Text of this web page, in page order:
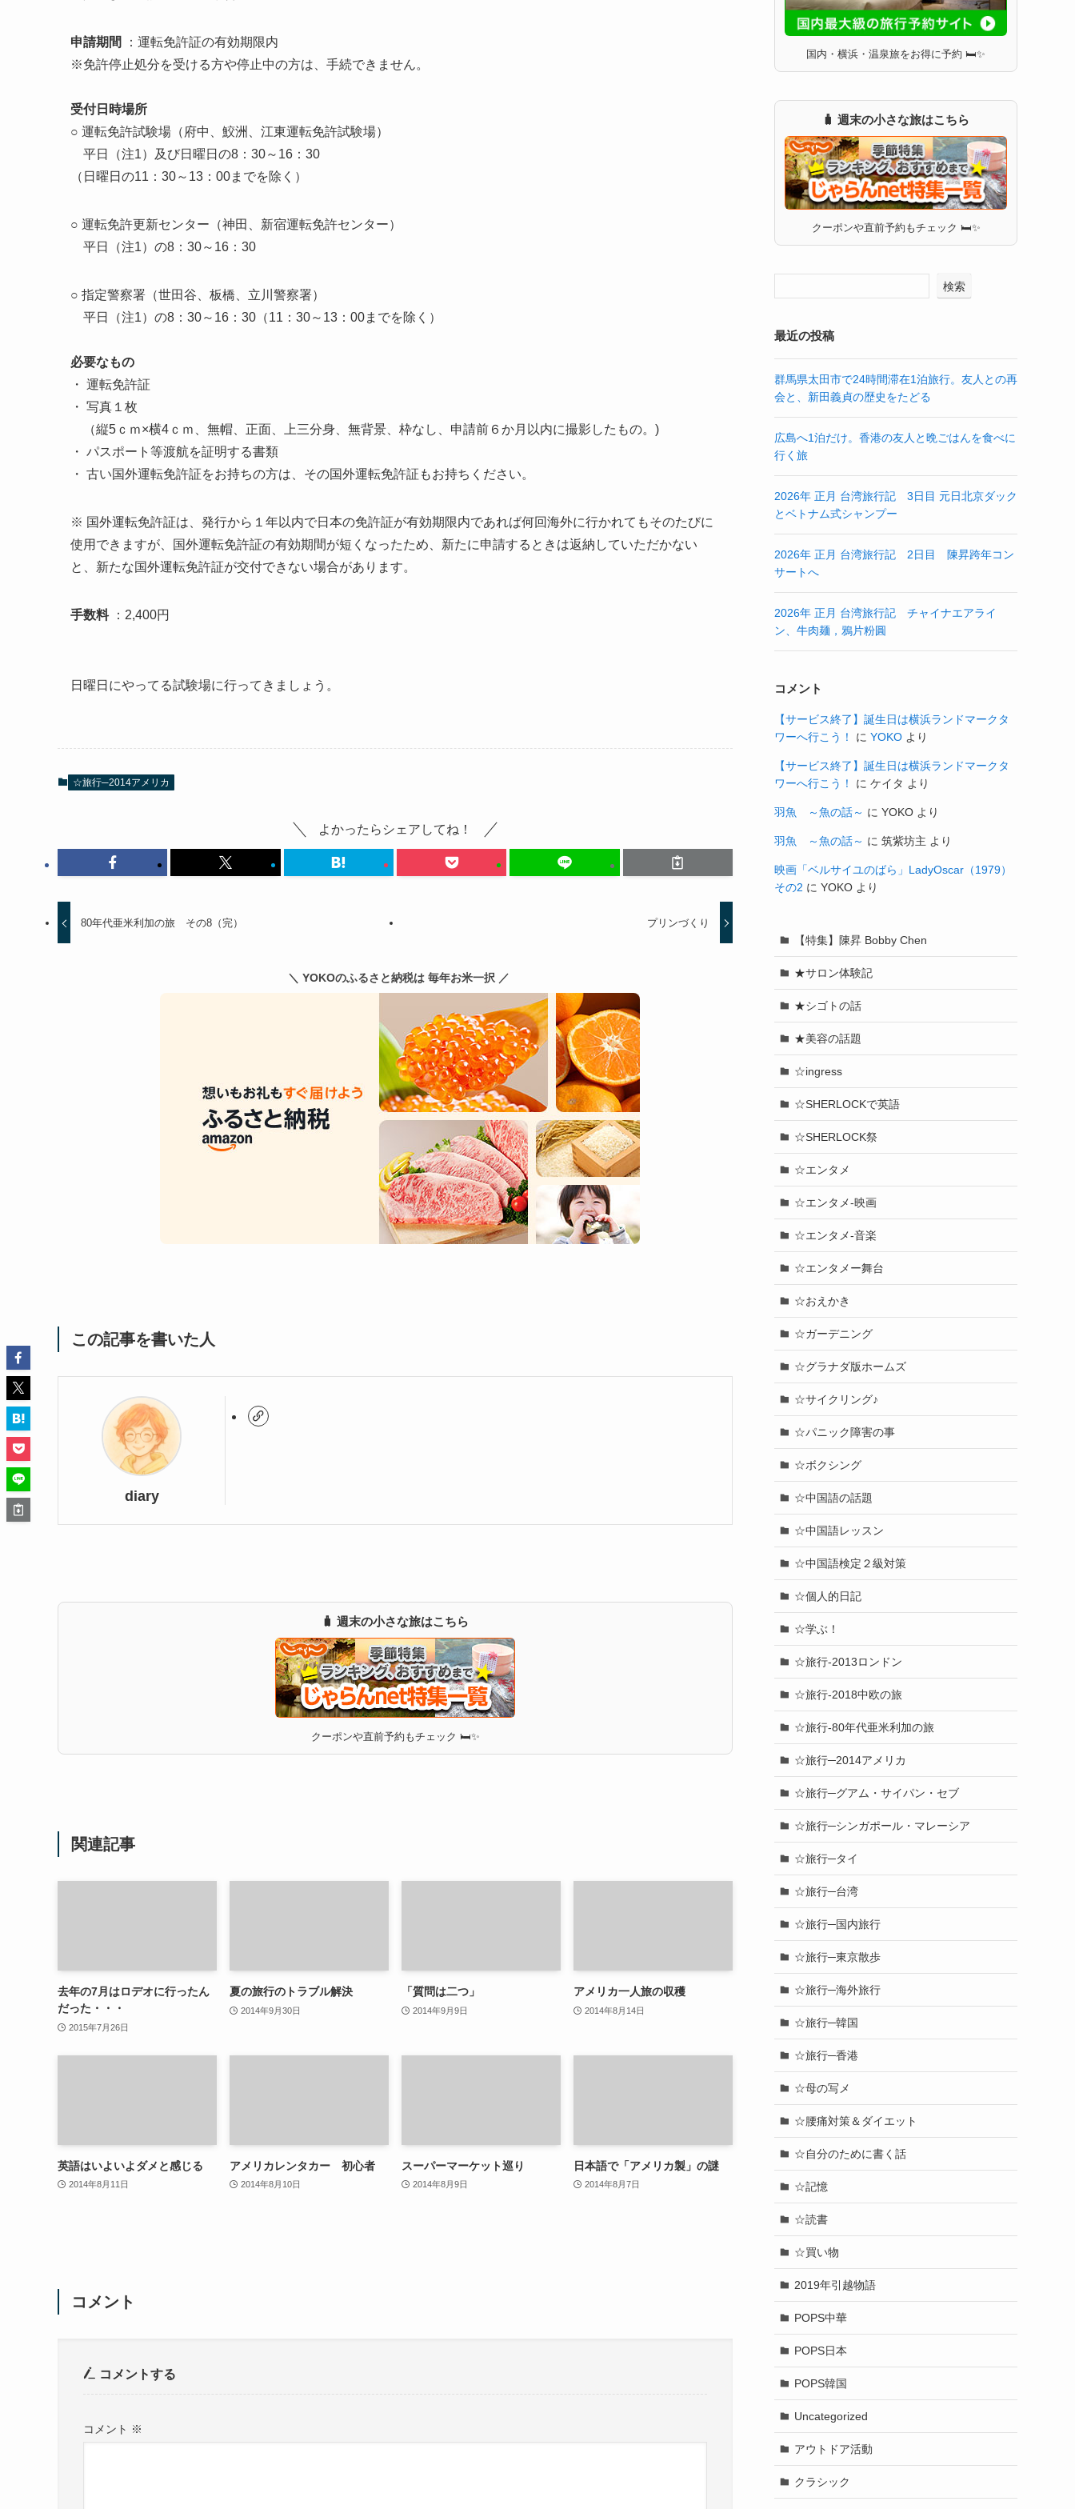
申請期間
：運転免許証の有効期限内
※免許停止処分を受ける方や停止中の方は、手続できません。
受付日時場所
○ 運転免許試験場（府中、鮫洲、江東運転免許試験場）
平日（注1）及び日曜日の8：30～16：30
（日曜日の11：30～13：00までを除く）
○ 運転免許更新センター（神田、新宿運転免許センター）
平日（注1）の8：30～16：30
○ 指定警察署（世田谷、板橋、立川警察署）
平日（注1）の8：30～16：30（11：30～13：00までを除く）
必要なもの
・ 運転免許証
・ 写真１枚
（縦5ｃｍ×横4ｃｍ、無帽、正面、上三分身、無背景、枠なし、申請前６か月以内に撮影したもの。)
・ パスポート等渡航を証明する書類
・ 古い国外運転免許証をお持ちの方は、その国外運転免許証もお持ちください。
※ 国外運転免許証は、発行から１年以内で日本の免許証が有効期限内であれば何回海外に行かれてもそのたびに
使用できますが、国外運転免許証の有効期間が短くなったため、新たに申請するときは返納していただかない
と、新たな国外運転免許証が交付できない場合があります。
手数料 ：2,400円
日曜日にやってる試験場に行ってきましょう。
☆旅行─2014アメリカ
よかったらシェアしてね！
80年代亜米利加の旅 その8（完） プリンづくり
＼ YOKOのふるさと納税は 毎年お米一択 ／
この記事を書いた人
diary
🧳 週末の小さな旅はこちら
クーポンや直前予約もチェック 🛏✨
関連記事
去年の7月はロデオに行ったん
だった・・・
2015年7月26日
夏の旅行のトラブル解決
2014年9月30日
「質問は二つ」
2014年9月9日
アメリカ一人旅の収穫
2014年8月14日
英語はいよいよダメと感じる
2014年8月11日
アメリカレンタカー 初心者
2014年8月10日
スーパーマーケット巡り
2014年8月9日
日本語で「アメリカ製」の謎
2014年8月7日
コメント
コメントする
コメント ※
国内・横浜・温泉旅をお得に予約 🛏✨
🧳 週末の小さな旅はこちら
クーポンや直前予約もチェック 🛏✨
検索
最近の投稿
群馬県太田市で24時間滞在1泊旅行。友人との再
会と、新田義貞の歴史をたどる
広島へ1泊だけ。香港の友人と晩ごはんを食べに
行く旅
2026年 正月 台湾旅行記 3日目 元日北京ダック
とベトナム式シャンプー
2026年 正月 台湾旅行記 2日目 陳昇跨年コン
サートへ
2026年 正月 台湾旅行記 チャイナエアライ
ン、牛肉麺，鴉片粉圓
コメント
【サービス終了】誕生日は横浜ランドマークタ
ワーへ行こう！
に YOKO より
【サービス終了】誕生日は横浜ランドマークタ
ワーへ行こう！
に ケイタ より
羽魚 ～魚の話～ に YOKO より
羽魚 ～魚の話～ に 筑紫坊主 より
映画「ベルサイユのばら」LadyOscar（1979）
その2 に YOKO より
【特集】陳昇 Bobby Chen
★サロン体験記
★シゴトの話
★美容の話題
☆ingress
☆SHERLOCKで英語
☆SHERLOCK祭
☆エンタメ
☆エンタメ-映画
☆エンタメ-音楽
☆エンタメー舞台
☆おえかき
☆ガーデニング
☆グラナダ版ホームズ
☆サイクリング♪
☆パニック障害の事
☆ボクシング
☆中国語の話題
☆中国語レッスン
☆中国語検定２級対策
☆個人的日記
☆学ぶ！
☆旅行-2013ロンドン
☆旅行-2018中欧の旅
☆旅行-80年代亜米利加の旅
☆旅行─2014アメリカ
☆旅行─グアム・サイパン・セブ
☆旅行─シンガポール・マレーシア
☆旅行─タイ
☆旅行─台湾
☆旅行─国内旅行
☆旅行─東京散歩
☆旅行─海外旅行
☆旅行─韓国
☆旅行─香港
☆母の写メ
☆腰痛対策＆ダイエット
☆自分のために書く話
☆記憶
☆読書
☆買い物
2019年引越物語
POPS中華
POPS日本
POPS韓国
Uncategorized
アウトドア活動
クラシック